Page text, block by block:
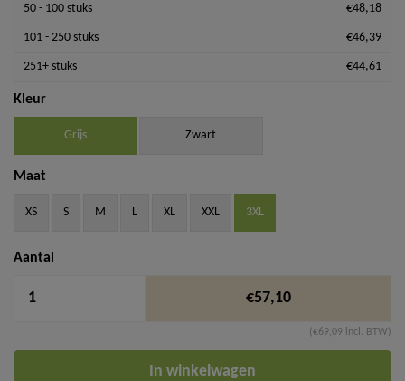
50 - 100 stuks €48,18
101 - 250 stuks €46,39
251+ stuks €44,61
Kleur
Grijs Zwart
Maat
XS S M L XL XXL 3XL
Aantal
€57,10
(€69,09 incl. BTW)
In winkelwagen